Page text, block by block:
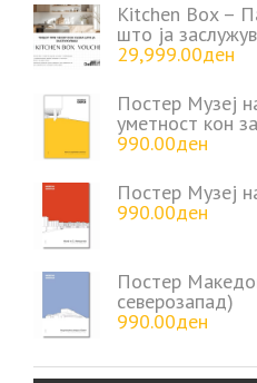
Kitchen Box –
што ја
29,999.00ден
Постер Музеј
уметност кон
990.00ден
Постер Музеј
990.00ден
Постер
северозапад)
990.00ден